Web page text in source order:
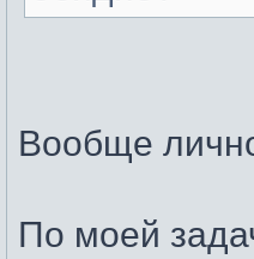
Вообще
По моей